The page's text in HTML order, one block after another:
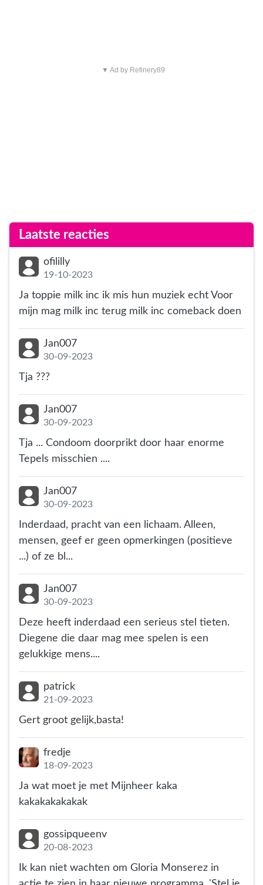
▼ Ad by Refinery89
Laatste reacties
ofililly
19-10-2023
Ja toppie milk inc ik mis hun muziek echt Voor
mijn mag milk inc terug milk inc comeback doen
Jan007
30-09-2023
Tja ???
Jan007
30-09-2023
Tja ... Condoom doorprikt door haar enorme
Tepels misschien ....
Jan007
30-09-2023
Inderdaad, pracht van een lichaam. Alleen,
mensen, geef er geen opmerkingen (positieve
...) of ze bl...
Jan007
30-09-2023
Deze heeft inderdaad een serieus stel tieten.
Diegene die daar mag mee spelen is een
gelukkige mens....
patrick
21-09-2023
Gert groot gelijk,basta!
fredje
18-09-2023
Ja wat moet je met Mijnheer kaka
kakakakakakak
gossipqueenv
20-08-2023
Ik kan niet wachten om Gloria Monserez in